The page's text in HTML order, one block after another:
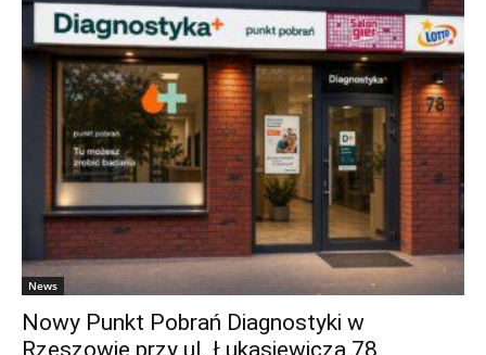
News
Nowy Punkt Pobrań Diagnostyki w